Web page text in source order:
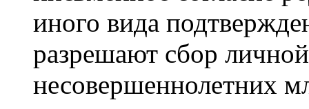
иного вида
разрешают сбор
несовершеннолетних